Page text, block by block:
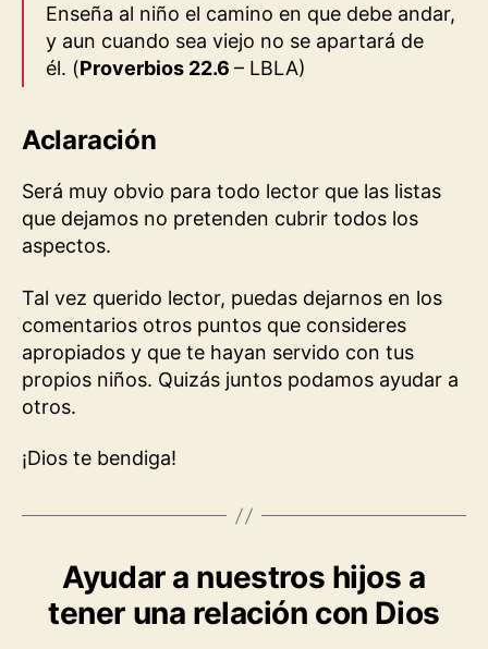
Enseña al niño el camino en que debe andar,
y aun cuando sea viejo no se apartará de
él. (Proverbios 22.6 – LBLA)
Aclaración
Será muy obvio para todo lector que las listas
que dejamos no pretenden cubrir todos los
aspectos.
Tal vez querido lector, puedas dejarnos en los
comentarios otros puntos que consideres
apropiados y que te hayan servido con tus
propios niños. Quizás juntos podamos ayudar a
otros.
¡Dios te bendiga!
Ayudar a nuestros hijos a
tener una relación con Dios